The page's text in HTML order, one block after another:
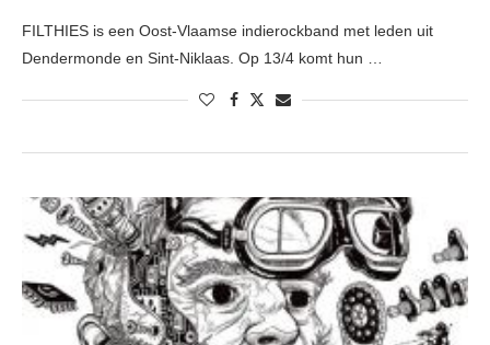
FILTHIES is een Oost-Vlaamse indierockband met leden uit
Dendermonde en Sint-Niklaas. Op 13/4 komt hun …